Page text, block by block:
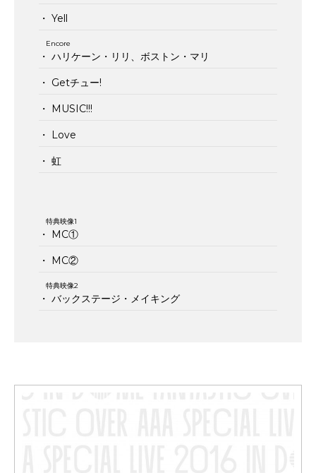
・ Yell
Encore
・ ハリケーン・リリ、ボストン・マリ
・ Getチュー!
・ MUSIC!!!
・ Love
・ 虹
特典映像1
・ MC①
・ MC②
特典映像2
・ バックステージ・メイキング